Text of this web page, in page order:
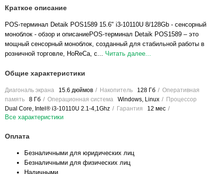
Краткое описание
POS-терминал Detaik POS1589 15.6" i3-10110U 8/128Gb - сенсорный
моноблок - обзор и описаниеPOS-терминал Detaik POS1589 – это
мощный сенсорный моноблок, созданный для стабильной работы в
розничной торговле, HoReCa, с... Читать далее...
Общие характеристики
Диагональ экрана 15.6 дюймов Накопитель 128 Гб
Оперативная
память
8 Гб Операционная система Windows, Linux
Процессор
Dual Core, Intel® i3-10110U 2.1-4,1Ghz
Гарантия 12 мес
Все характеристики
Оплата
Безналичными для юридических лиц
Безналичными для физических лиц
Наличными